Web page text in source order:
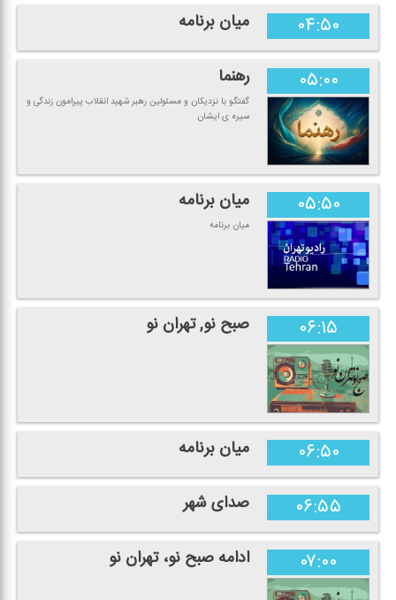
۰۴:۵۰ میان برنامه
۰۵:۰۰ رهنما
گفتگو با نزدیكان و مسئولین رهبر شهید انقلاب پیرامون زندگی و
سیره ی ایشان
۰۵:۵۰ میان برنامه
میان برنامه
۰۶:۱۵ صبح نو, تهران نو
۰۶:۵۰ میان برنامه
۰۶:۵۵ صدای شهر
۰۷:۰۰ ادامه صبح نو، تهران نو